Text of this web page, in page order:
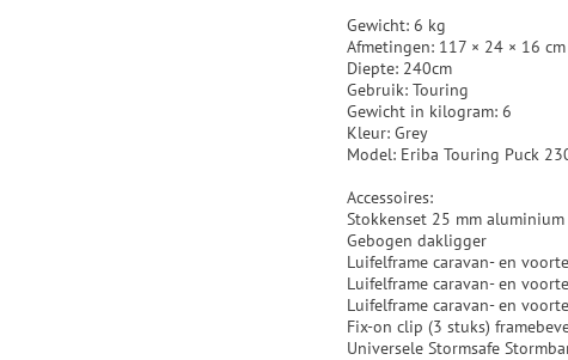
Gewicht: 6 kg
Afmetingen: 117 × 24 × 16 cm
Diepte: 240cm
Gebruik: Touring
Gewicht in kilogram: 6
Kleur: Grey
Model: Eriba Touring Puck
Accessoires:
Stokkenset 25 mm
Gebogen dakligger
Luifelframe caravan- en
Luifelframe caravan- en
Luifelframe caravan- en
Fix-on clip (3 stuks)
Universele Stormsafe